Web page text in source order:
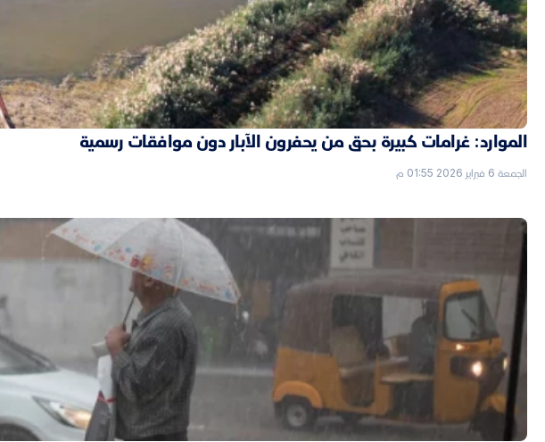
الموارد: غرامات كبيرة بحق من يحفرون الآبار دون موافقات رسمية
الجمعة 6 فبراير 2026 01:55 م